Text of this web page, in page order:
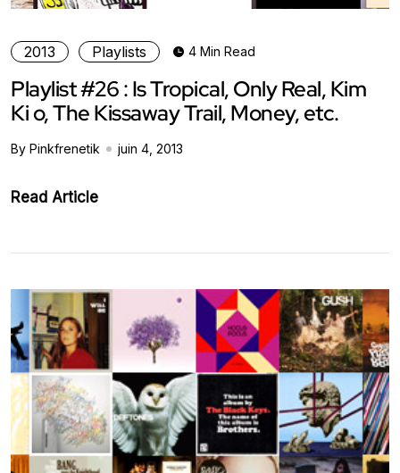
2013 Playlists 4 Min Read
Playlist #26 : Is Tropical, Only Real, Kim
Ki o, The Kissaway Trail, Money, etc.
By Pinkfrenetik juin 4, 2013
Read Article